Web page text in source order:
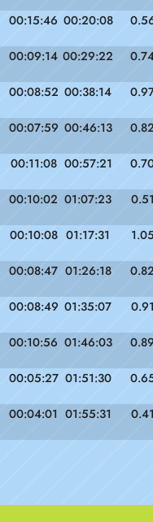
00:15:46 00:20:08
00:09:14 00:29:22
00:08:52 00:38:14
00:07:59 00:46:13
00:11:08 00:57:21
00:10:02 01:07:23
00:10:08 01:17:31
00:08:47 01:26:18
00:08:49 01:35:07
00:10:56 01:46:03
00:05:27 01:51:30
00:04:01 01:55:31